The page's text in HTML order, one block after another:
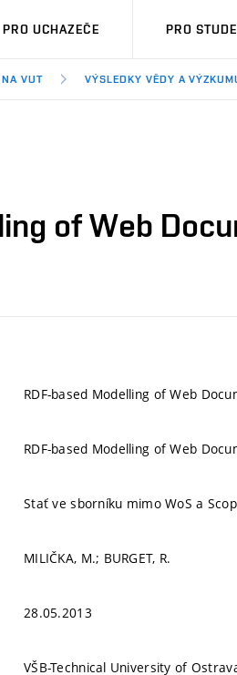
PRO UCHAZEČE PRO
VUT VÝSLEDKY VĚDY A
of Web
RDF-based Modelling of Web
RDF-based Modelling of Web
Stať ve sborníku mimo WoS a
MILIČKA, M.; BURGET, R.
28.05.2013
VŠB-Technical University of